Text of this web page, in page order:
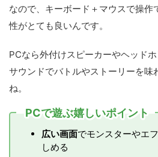
なので、キーボード＋マウスで操
性がとても良いんです。
PCなら外付けスピーカーやヘッド
サウンドでバトルやストーリーを味
ね。
PCで遊ぶ嬉しいポイント
広い画面でモンスターやエ
しめる